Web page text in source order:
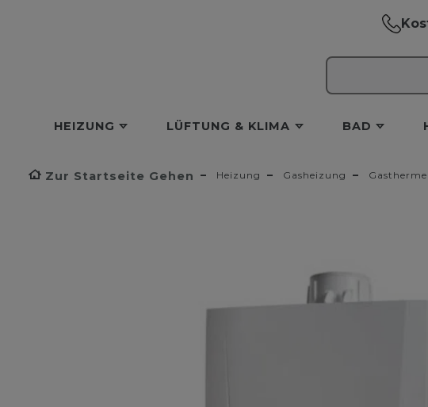
HEIZUNG LÜFTUNG & KLIMA BAD
Zur Startseite Gehen Heizung Gasheizung Gastherme